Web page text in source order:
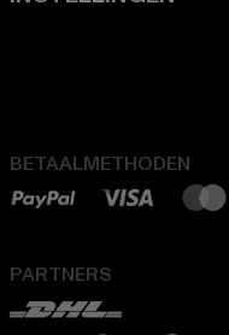
BETAALMETHODEN
PARTNERS